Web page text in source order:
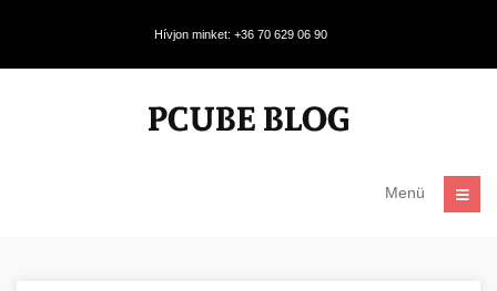
Hívjon minket: +36 70 629 06 90
Menü